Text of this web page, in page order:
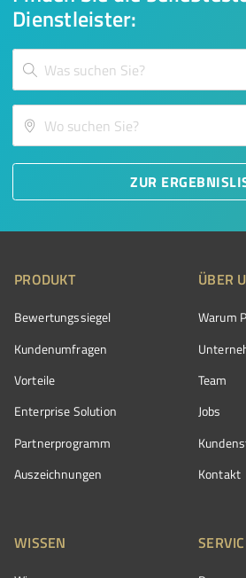
Dienstleister:
ZUR
PRODUKT
Bewertungssiegel
Kundenumfragen
Vorteile
Enterprise Solution
Partnerprogramm
Auszeichnungen
ÜBER
Warum
Team
Jobs
Kontakt
WISSEN